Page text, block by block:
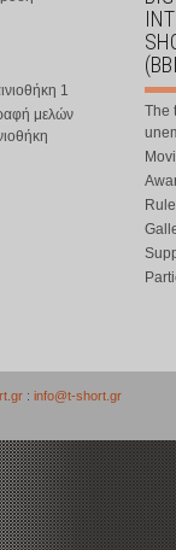
1
μελών
The
: info@t-short.gr